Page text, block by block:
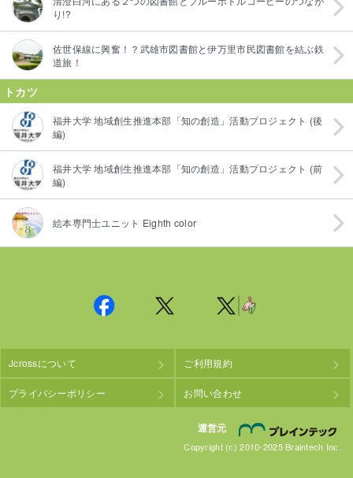
り!?
佐世保線に興奮！？武雄市図書館と伊万里市民図書館を結ぶ鉄
道旅！
トカツ
福井大学 地域創生推進本部「知の創造」活動プロジェクト (後
編)
福井大学 地域創生推進本部「知の創造」活動プロジェクト (前
編)
絵本専門士ユニット Eighth color
Jcrossについて ご利用規約
プライバシーポリシー お問い合わせ
運営元
Copyright (c) 2010-2025 Braintech Inc.